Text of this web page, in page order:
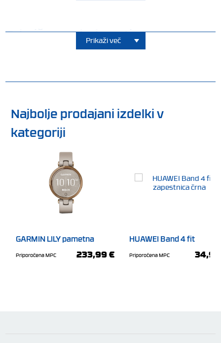
Osupljiv AMOLED zaslon
Velik 1,62-palčni AMOLED zaslon prinaša živahne barve, visoko
kontrastnost in odlično berljivost v vseh svetlobnih pogojih. Vsak
pogled na zaslon je jasen, intuitiven in estetsko dovršen, z
možnostjo prilagoditve številnih številčnic po tvojem okusu.
Tehnične podrobnosti
Prikaži več
Najbolje prodajani izdelki v
kategoriji
GARMIN LILY pametna
Priporočena MPC 233,99 €
HUAWEI Band 4 fit
Priporočena MPC